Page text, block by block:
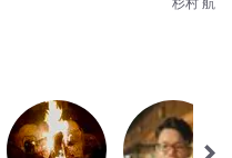
杉村 航